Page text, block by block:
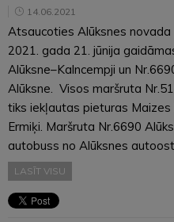
14.06.2021
Atsaucoties Alūksnes
2021. gada 21. jūnija
Alūksne–Kalncempji un
Alūksne. Visos maršruta
tiks iekļautas pieturas Maizes
Ermiķi. Maršruta Nr.6690
autobuss no Alūksnes
LASĪT VISU